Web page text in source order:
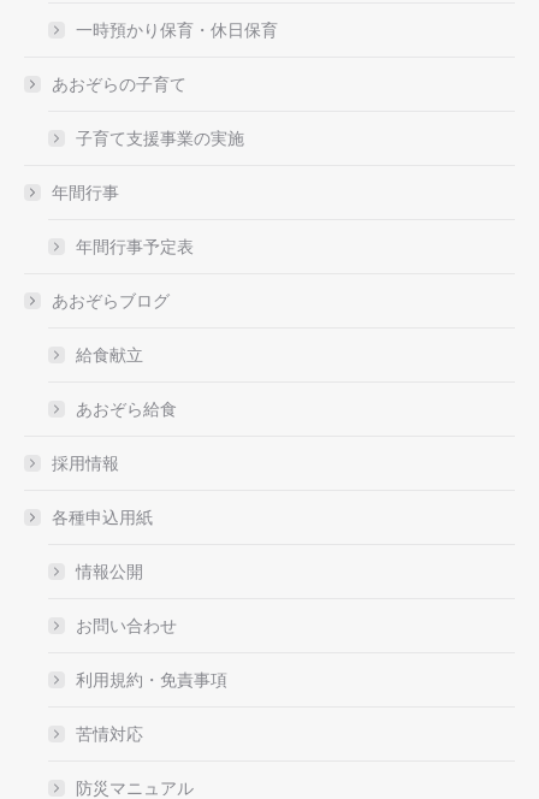
一時預かり保育・休日保育
あおぞらの子育て
子育て支援事業の実施
年間行事
年間行事予定表
あおぞらブログ
給食献立
あおぞら給食
採用情報
各種申込用紙
情報公開
お問い合わせ
利用規約・免責事項
苦情対応
防災マニュアル